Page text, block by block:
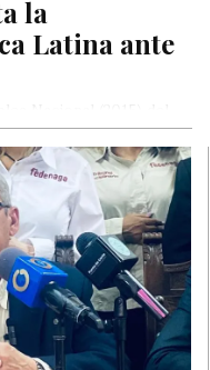
la
Latina ante
alertó durante su